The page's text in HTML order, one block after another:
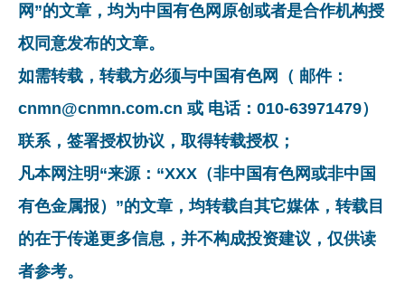
网”的文章，均为中国有色网原创或者是合作机构授
权同意发布的文章。
如需转载，转载方必须与中国有色网（ 邮件：
cnmn@cnmn.com.cn 或 电话：010-63971479）
联系，签署授权协议，取得转载授权；
凡本网注明“来源：“XXX（非中国有色网或非中国
有色金属报）”的文章，均转载自其它媒体，转载目
的在于传递更多信息，并不构成投资建议，仅供读
者参考。